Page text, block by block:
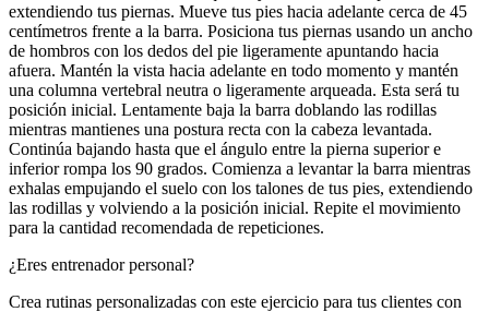
extendiendo tus piernas. Mueve tus pies hacia adelante cerca de 45
centímetros frente a la barra. Posiciona tus piernas usando un ancho
de hombros con los dedos del pie ligeramente apuntando hacia
afuera. Mantén la vista hacia adelante en todo momento y mantén
una columna vertebral neutra o ligeramente arqueada. Esta será tu
posición inicial. Lentamente baja la barra doblando las rodillas
mientras mantienes una postura recta con la cabeza levantada.
Continúa bajando hasta que el ángulo entre la pierna superior e
inferior rompa los 90 grados. Comienza a levantar la barra mientras
exhalas empujando el suelo con los talones de tus pies, extendiendo
las rodillas y volviendo a la posición inicial. Repite el movimiento
para la cantidad recomendada de repeticiones.
¿Eres entrenador personal?
Crea rutinas personalizadas con este ejercicio para tus clientes con